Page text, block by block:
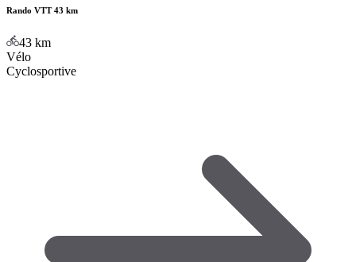
Rando VTT 43 km
43 km
Vélo
Cyclosportive